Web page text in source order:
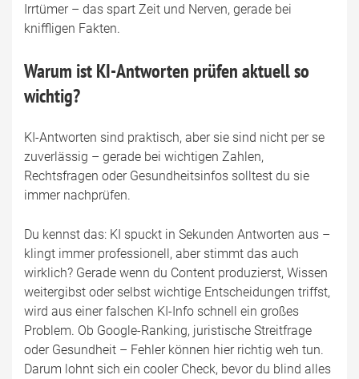
Irrtümer – das spart Zeit und Nerven, gerade bei
kniffligen Fakten.
Warum ist KI-Antworten prüfen aktuell so
wichtig?
KI-Antworten sind praktisch, aber sie sind nicht per se
zuverlässig – gerade bei wichtigen Zahlen,
Rechtsfragen oder Gesundheitsinfos solltest du sie
immer nachprüfen.
Du kennst das: KI spuckt in Sekunden Antworten aus –
klingt immer professionell, aber stimmt das auch
wirklich? Gerade wenn du Content produzierst, Wissen
weitergibst oder selbst wichtige Entscheidungen triffst,
wird aus einer falschen KI-Info schnell ein großes
Problem. Ob Google-Ranking, juristische Streitfrage
oder Gesundheit – Fehler können hier richtig weh tun.
Darum lohnt sich ein cooler Check, bevor du blind alles